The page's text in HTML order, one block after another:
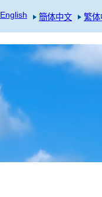
English 簡体中文 繁体